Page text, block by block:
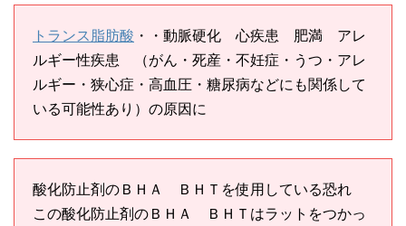
トランス脂肪酸 ・・動脈硬化 心疾患 肥満 アレ
ルギー性疾患 （がん・死産・不妊症・うつ・アレ
ルギー・狭心症・高血圧・糖尿病などにも関係して
いる可能性あり）の原因に
酸化防止剤のＢＨＡ ＢＨＴを使用している恐れ
この酸化防止剤のＢＨＡ ＢＨＴはラットをつかっ